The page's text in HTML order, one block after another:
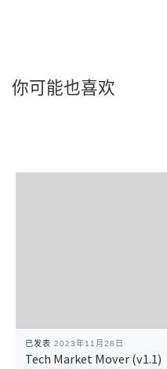
你可能也喜欢
已发表 2023年11月28日
Tech Market Mover (v1.1)